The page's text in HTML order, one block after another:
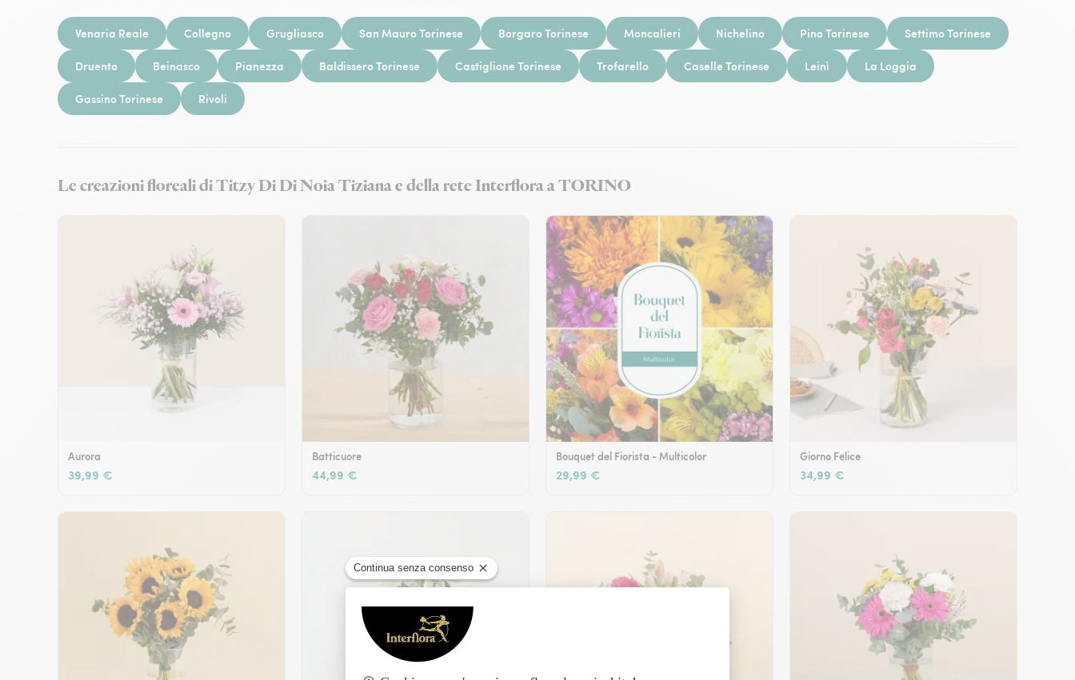
Venaria Reale Collegno Grugliasco San Mauro Torinese Borgaro Torinese Moncalieri Nichelino Pino Torinese Settimo Torinese
Druento Beinasco Pianezza Baldissero Torinese Castiglione Torinese Trofarello Caselle Torinese Leinì La Loggia
Gassino Torinese Rivoli
Le creazioni floreali di Titzy Di Di Noia Tiziana e della rete Interflora a TORINO
Aurora
39,99 €
Batticuore
44,99 €
Bouquet del Fiorista - Multicolor
29,99 €
Giorno Felice
34,99 €